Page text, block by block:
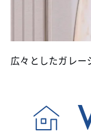
広々としたガレ